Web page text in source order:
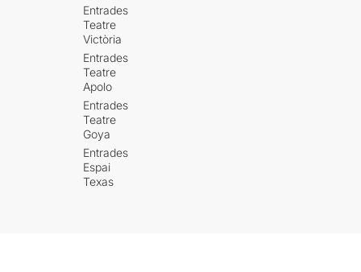
Entrades
Teatre
Victòria
Entrades
Teatre
Apolo
Entrades
Teatre
Goya
Entrades
Espai
Texas